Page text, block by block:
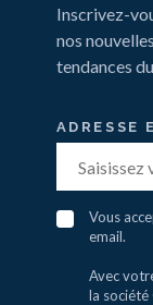
Inscrivez-
nos
tendances
ADRESSE
Vous
email.
Avec
la société